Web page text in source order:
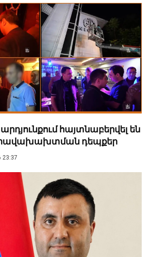
հայտնաբերվել են
դեպքեր